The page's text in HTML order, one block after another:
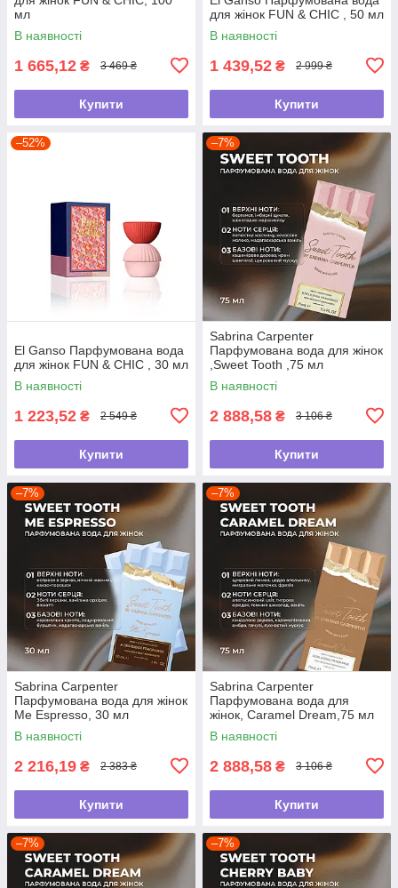
мл
В наявності
1 665,12 ₴ 3 469 ₴
Купити
для жінок FUN & CHIC , 50 мл
В наявності
1 439,52 ₴ 2 999 ₴
Купити
–52%
El Ganso Парфумована вода
для жінок FUN & CHIC , 30 мл
В наявності
1 223,52 ₴ 2 549 ₴
Купити
–7%
Sabrina Carpenter
Парфумована вода для жінок
,Sweet Tooth ,75 мл
В наявності
2 888,58 ₴ 3 106 ₴
Купити
–7%
Sabrina Carpenter
Парфумована вода для жінок
Me Espresso, 30 мл
В наявності
2 216,19 ₴ 2 383 ₴
Купити
–7%
Sabrina Carpenter
Парфумована вода для
жінок, Caramel Dream,75 мл
В наявності
2 888,58 ₴ 3 106 ₴
Купити
–7% –7%